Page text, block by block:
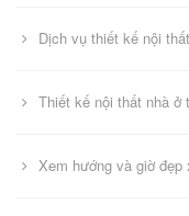
Dịch vụ thiết kế nội
Thiết kế nội thất nhà ở
Xem hướng và giờ đẹp